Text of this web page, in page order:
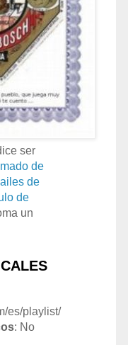
ser
de
de
de
un
es/playlist/
: No